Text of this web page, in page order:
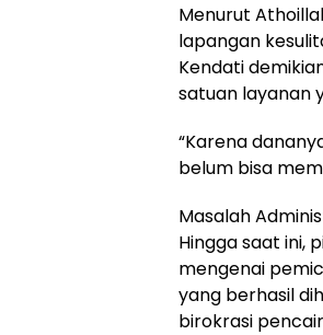
Menurut
lapangan
Kendati
satuan layanan
“Karena
belum bisa
Masalah
Hingga saat ini,
mengenai
yang berhasil
birokrasi